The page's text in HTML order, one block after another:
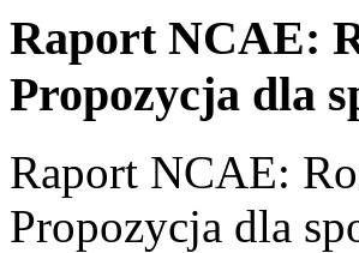
Raport NCAE:
Propozycja dla
Raport NCAE:
Propozycja dla